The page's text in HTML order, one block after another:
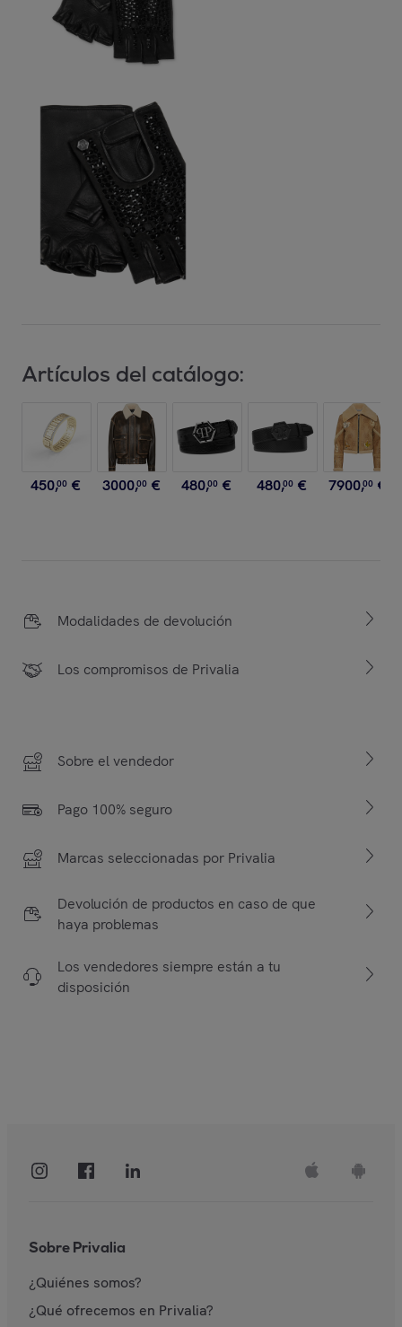
Artículos del catálogo:
450,00 € 3000,00 € 480,00 € 480,00 € 7900,00 €
Modalidades de devolución
Los compromisos de Privalia
Sobre el vendedor
Pago 100% seguro
Marcas seleccionadas por Privalia
Devolución de productos en caso de que
haya problemas
Los vendedores siempre están a tu
disposición
Sobre Privalia
¿Quiénes somos?
¿Qué ofrecemos en Privalia?